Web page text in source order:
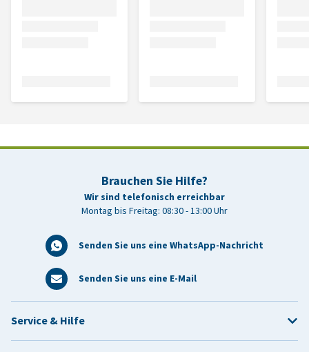
Brauchen Sie Hilfe?
Wir sind telefonisch erreichbar
Montag bis Freitag: 08:30 - 13:00 Uhr
Senden Sie uns eine WhatsApp-Nachricht
Senden Sie uns eine E-Mail
Service & Hilfe